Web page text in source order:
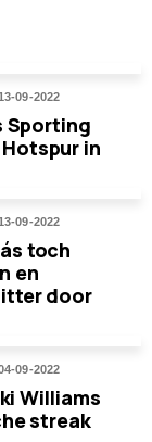
09-2022
Sporting
in
09-2022
toch
en
door
09-2022
Williams
streak